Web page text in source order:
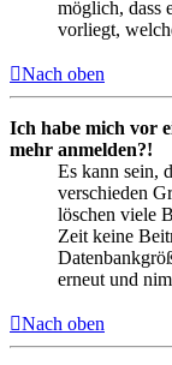
möglich, dass
vorliegt,
Nach oben
Ich habe mich vor
mehr anmelden?!
Es kann sein,
verschieden
löschen viele
Zeit keine
erneut und
Nach oben